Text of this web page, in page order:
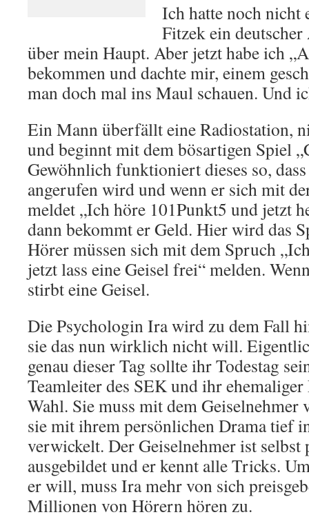
Ich hatte noch nicht
Fitzek ein
über mein Haupt. Aber jetzt habe ich
bekommen und dachte mir, einem
man doch mal ins Maul schauen. Und
Ein Mann überfällt eine Radiostation,
und beginnt mit dem bösartigen Spiel
Gewöhnlich funktioniert dieses so,
angerufen wird und wenn er sich mit
meldet „Ich höre 101Punkt5 und jetzt
dann bekommt er Geld. Hier wird das
Hörer müssen sich mit dem Spruch
jetzt lass eine Geisel frei“ melden.
stirbt eine Geisel.
Die Psychologin Ira wird zu dem Fall
sie das nun wirklich nicht will.
genau dieser Tag sollte ihr Todestag
Teamleiter des SEK und ihr
Wahl. Sie muss mit dem
sie mit ihrem persönlichen Drama tief
verwickelt. Der Geiselnehmer ist selbst
ausgebildet und er kennt alle Tricks.
er will, muss Ira mehr von sich
Millionen von Hörern hören zu.